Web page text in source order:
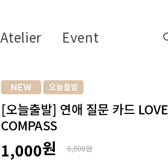
Atelier Event
[오늘출발] 연애 질문 카드 LOVE
COMPASS
1,000원 6,000원